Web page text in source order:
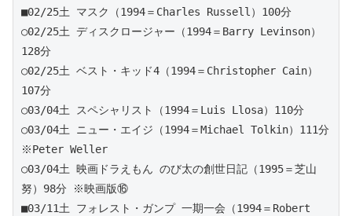
■02/25土 マスク（1994＝Charles Russell）100分
○02/25土 ディスクロージャー（1994＝Barry Levinson）
128分
○02/25土 ベスト・キッド4（1994＝Christopher Cain）
107分
○03/04土 スペシャリスト（1994＝Luis Llosa）110分
○03/04土 ニュー・エイジ（1994＝Michael Tolkin）111分
※Peter Weller
○03/04土 映画ドラえもん のび太の創世日記（1995＝芝山
努）98分 ※映画版⑯
■03/11土 フォレスト・ガンプ 一期一会（1994＝Robert